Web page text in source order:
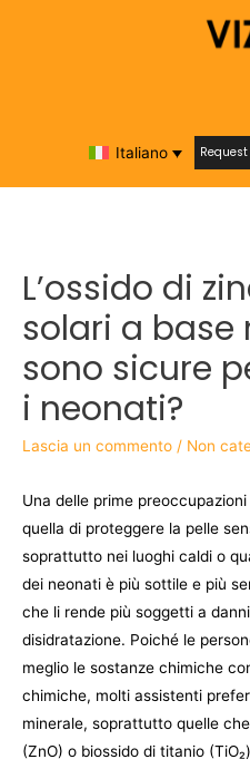
Italiano
L’ossido di
solari a base
sono sicure
i neonati?
Lascia un commento / Non
Una delle prime
quella di proteggere la pelle
soprattutto nei luoghi caldi o
dei neonati è più sottile e più
che li rende più soggetti a
disidratazione. Poiché le
meglio le sostanze chimiche
chimiche, molti assistenti
minerale, soprattutto quelle
(ZnO) o biossido di titanio